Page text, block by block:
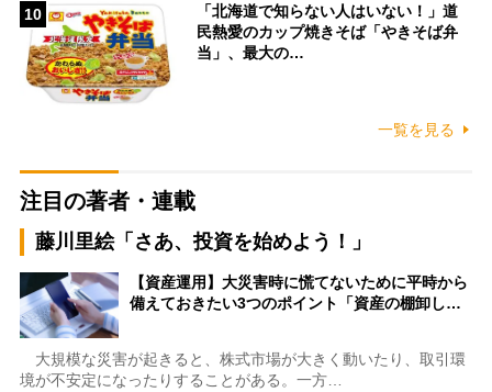
10
「北海道で知らない人はいない！」道
民熱愛のカップ焼きそば「やきそば弁
当」、最大の…
一覧を見る
注目の著者・連載
藤川里絵「さあ、投資を始めよう！」
【資産運用】大災害時に慌てないために平時から
備えておきたい3つのポイント「資産の棚卸し…
大規模な災害が起きると、株式市場が大きく動いたり、取引環
境が不安定になったりすることがある。一方…